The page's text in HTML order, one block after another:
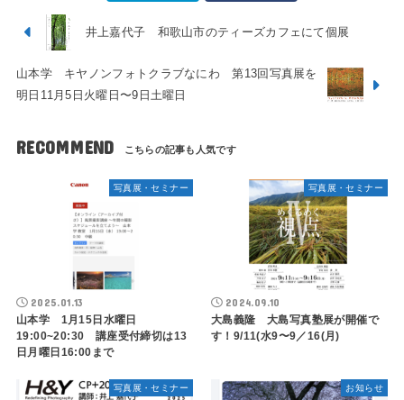
井上嘉代子 和歌山市のティーズカフェにて個展
山本学 キヤノンフォトクラブなにわ 第13回写真展を
明日11月5日火曜日〜9日土曜日
RECOMMEND
写真展・セミナー
2025.01.13
山本学 1月15日水曜日
19:00~20:30 講座受付締切は13
日月曜日16:00まで
写真展・セミナー
2024.09.10
大島義隆 大島写真塾展が開催で
す！9/11(水9〜9／16(月)
写真展・セミナー お知らせ